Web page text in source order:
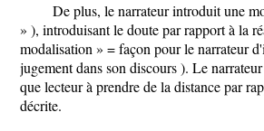
De plus, le narrateur introduit une
» ), introduisant le doute par rapport à la
modalisation » = façon pour le narrateur
jugement dans son discours ). Le
que lecteur à prendre de la distance par
décrite.